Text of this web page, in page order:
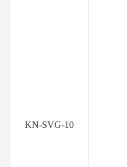
KN-SVG-10